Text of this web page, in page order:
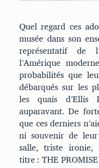
Quel regard ces
musée dans son
représentatif de
l’Amérique
probabilités que
débarqués sur les
les quais d’Ellis
auparavant. De
que ces derniers
ni souvenir de
salle, triste ironie,
titre : THE